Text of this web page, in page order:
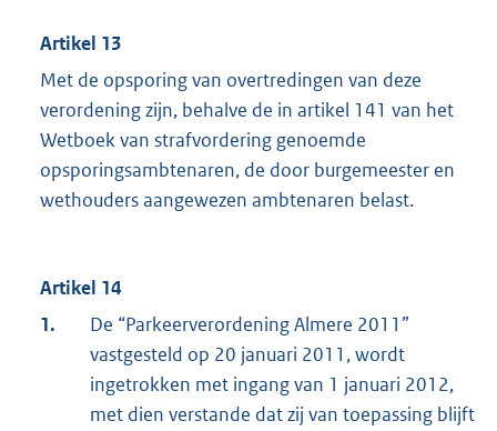
Artikel 13
Met de opsporing van overtredingen van deze
verordening zijn, behalve de in artikel 141 van het
Wetboek van strafvordering genoemde
opsporingsambtenaren, de door burgemeester en
wethouders aangewezen ambtenaren belast.
Artikel 14
1.
De “Parkeerverordening Almere 2011”
vastgesteld op 20 januari 2011, wordt
ingetrokken met ingang van 1 januari 2012,
met dien verstande dat zij van toepassing blijft